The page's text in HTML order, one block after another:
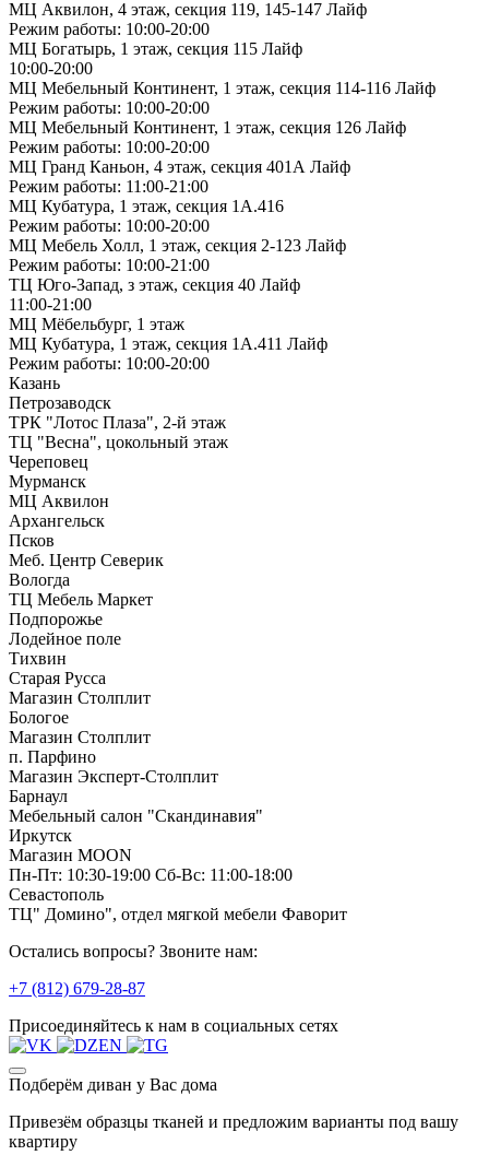
МЦ Аквилон, 4 этаж, секция 119, 145-147 Лайф
Режим работы: 10:00-20:00
МЦ Богатырь, 1 этаж, секция 115 Лайф
10:00-20:00
МЦ Мебельный Континент, 1 этаж, секция 114-116 Лайф
Режим работы: 10:00-20:00
МЦ Мебельный Континент, 1 этаж, секция 126 Лайф
Режим работы: 10:00-20:00
МЦ Гранд Каньон, 4 этаж, секция 401А Лайф
Режим работы: 11:00-21:00
МЦ Кубатура, 1 этаж, секция 1А.416
Режим работы: 10:00-20:00
МЦ Мебель Холл, 1 этаж, секция 2-123 Лайф
Режим работы: 10:00-21:00
ТЦ Юго-Запад, з этаж, секция 40 Лайф
11:00-21:00
МЦ Мёбельбург, 1 этаж
МЦ Кубатура, 1 этаж, секция 1А.411 Лайф
Режим работы: 10:00-20:00
Казань
Петрозаводск
ТРК "Лотос Плаза", 2-й этаж
ТЦ "Весна", цокольный этаж
Череповец
Мурманск
МЦ Аквилон
Архангельск
Псков
Меб. Центр Северик
Вологда
ТЦ Мебель Маркет
Подпорожье
Лодейное поле
Тихвин
Старая Русса
Магазин Столплит
Бологое
Магазин Столплит
п. Парфино
Магазин Эксперт-Столплит
Барнаул
Мебельный салон "Скандинавия"
Иркутск
Магазин MOON
Пн-Пт: 10:30-19:00 Сб-Вс: 11:00-18:00
Севастополь
ТЦ" Домино", отдел мягкой мебели Фаворит
Остались вопросы? Звоните нам:
+7 (812) 679-28-87
Присоединяйтесь к нам в социальных сетях
Подберём диван у Вас дома
Привезём образцы тканей и предложим варианты под вашу
квартиру